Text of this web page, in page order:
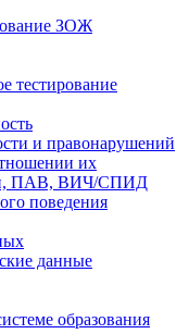
ЗОЖ
тестирование
и правонарушений
их
ПАВ, ВИЧ/СПИД
поведения
данные
образования